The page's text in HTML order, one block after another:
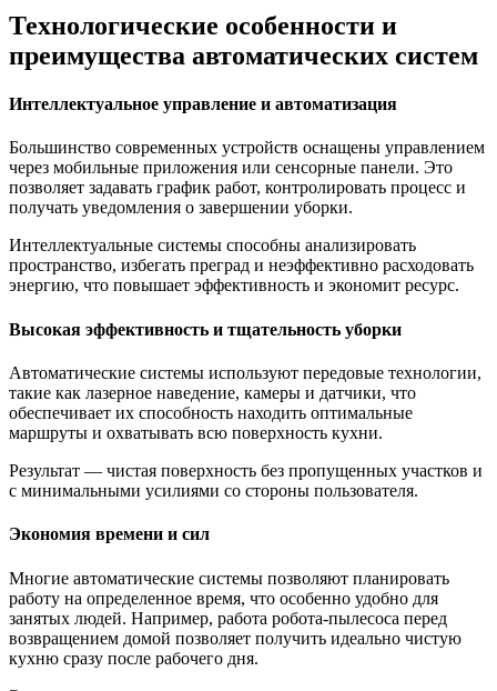
Технологические особенности и
преимущества автоматических систем
Интеллектуальное управление и автоматизация
Большинство современных устройств оснащены управлением
через мобильные приложения или сенсорные панели. Это
позволяет задавать график работ, контролировать процесс и
получать уведомления о завершении уборки.
Интеллектуальные системы способны анализировать
пространство, избегать преград и неэффективно расходовать
энергию, что повышает эффективность и экономит ресурс.
Высокая эффективность и тщательность уборки
Автоматические системы используют передовые технологии,
такие как лазерное наведение, камеры и датчики, что
обеспечивает их способность находить оптимальные
маршруты и охватывать всю поверхность кухни.
Результат — чистая поверхность без пропущенных участков и
с минимальными усилиями со стороны пользователя.
Экономия времени и сил
Многие автоматические системы позволяют планировать
работу на определенное время, что особенно удобно для
занятых людей. Например, работа робота-пылесоса перед
возвращением домой позволяет получить идеально чистую
кухню сразу после рабочего дня.